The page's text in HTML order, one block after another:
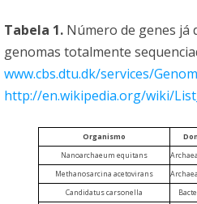
Tabela 1. Número de genes já
genomas totalmente
www.cbs.dtu.dk/services/
http://en.wikipedia.org/wiki/
Organismo
Nanoarchaeum equitans
Methanosarcina acetovirans
Candidatus carsonella